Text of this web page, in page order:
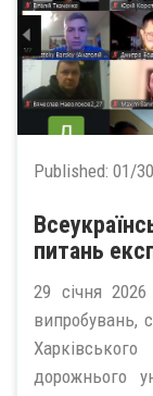
Published: 01/
питань
29 січня
випробувань,
дорожнього